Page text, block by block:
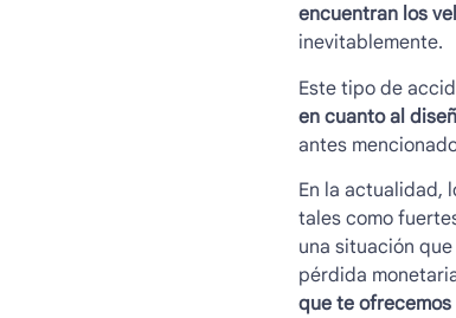
encuentran los
inevitablemente.
Este tipo de
en cuanto al
antes
En la actualidad,
tales como
una situación
pérdida
que te